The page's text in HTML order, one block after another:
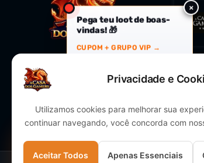
Privacidade e
Utilizamos cookies para melhorar sua
continuar navegando, você concorda com
Aceitar Todos Apenas Essenciais
Pega teu loot de boas-
vindas! 🎁
CUPOM + GRUPO VIP →
×